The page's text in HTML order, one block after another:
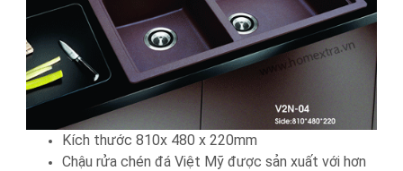
Kích thước 810x 480 x 220mm
Chậu rửa chén đá Việt Mỹ được sản xuất với hơn